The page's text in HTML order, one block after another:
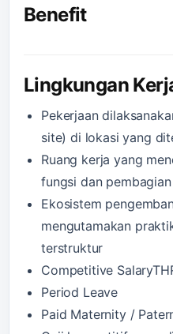
Benefit
Lingkungan
Pekerjaan
site) di lokasi yang
Ruang kerja yang
fungsi dan
Ekosistem
mengutamakan
terstruktur
Competitive
Period Leave
Paid Maternity /